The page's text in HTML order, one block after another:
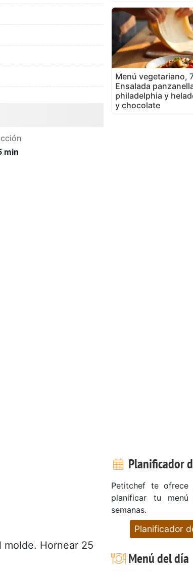
min
molde. Hornear 25
Menú vegetariano,
Ensalada
philadelphia y
y chocolate
Planificador
Petitchef te
planificar tu
semanas.
Planificador
Menú del día